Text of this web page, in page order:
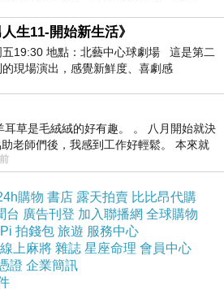
一組人馬來到小鎮不小心被
復，動作場面集中在最後
要以為本片是動作連連的動
3一樣都是殺手計畫歸隱，
門看連恩尼遜的作品。
瘋 Joker: Folie à Deux
影不同的男人 A Different Man 2024
生11-開始新生活》
19:30 地點：北藝中心球劇場 這是第二
現場演出，感覺新鮮度、喜劇感
草是毛絨絨的好有趣。 。 八月開始就決
老師們後，我感到工作好輕鬆。 本來就
工作啊。 真
購物 書店 露天拍賣 比比昂代購
台 廣告刊登 加入聯播網 全球購物
Pi 拍錢包 旅遊 服務中心
線上麻將 雜誌 星座命理 會員中心
證 企業簡訊